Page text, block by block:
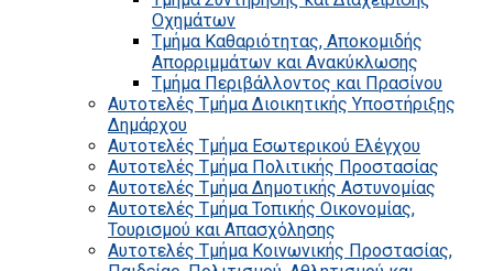
Οχημάτων
Τμήμα Καθαριότητας, Αποκομιδής
Απορριμμάτων και Ανακύκλωσης
Τμήμα Περιβάλλοντος και Πρασίνου
Αυτοτελές Τμήμα Διοικητικής Υποστήριξης
Δημάρχου
Αυτοτελές Τμήμα Εσωτερικού Ελέγχου
Αυτοτελές Τμήμα Πολιτικής Προστασίας
Αυτοτελές Τμήμα Δημοτικής Αστυνομίας
Αυτοτελές Τμήμα Τοπικής Οικονομίας,
Τουρισμού και Απασχόλησης
Αυτοτελές Τμήμα Κοινωνικής Προστασίας,